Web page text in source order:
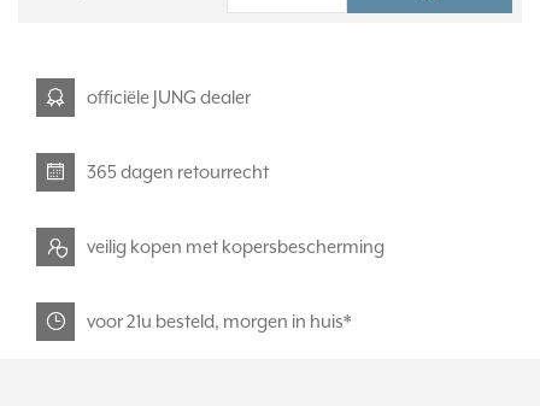
officiële JUNG dealer
365 dagen retourrecht
veilig kopen met kopersbescherming
voor 21u besteld, morgen in huis*